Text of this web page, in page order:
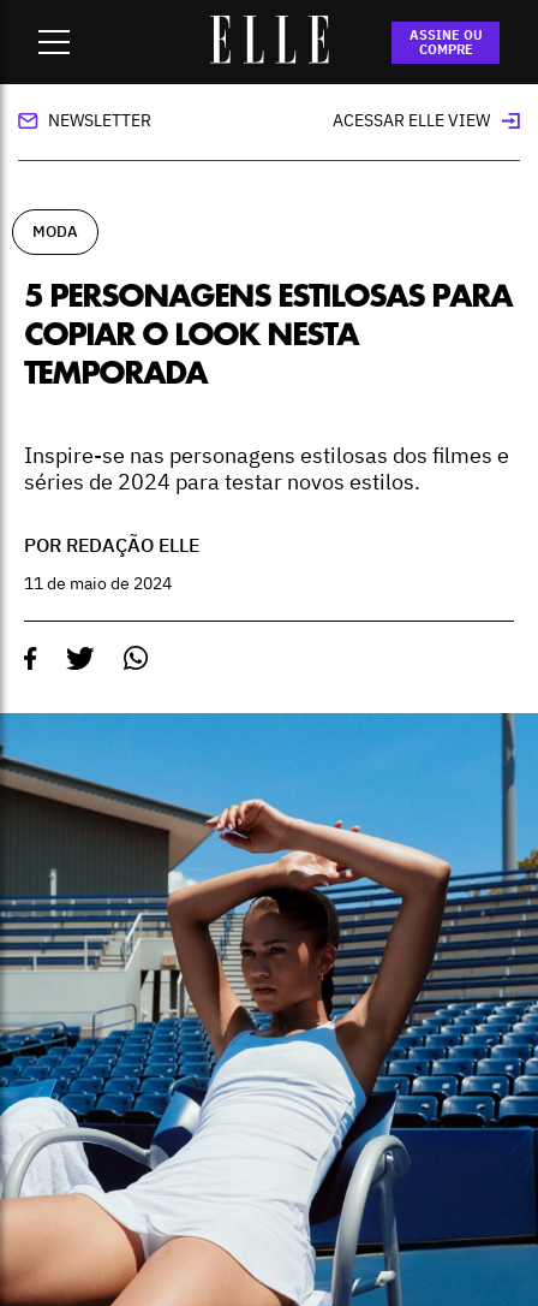
ASSINE OU
COMPRE
5 personagens estilosas para copiar o look
nesta temporada
NEWSLETTER ACESSAR ELLE VIEW
MODA
5 PERSONAGENS ESTILOSAS PARA
COPIAR O LOOK NESTA
TEMPORADA
Inspire-se nas personagens estilosas dos filmes e
séries de 2024 para testar novos estilos.
POR REDAÇÃO ELLE
11 de maio de 2024